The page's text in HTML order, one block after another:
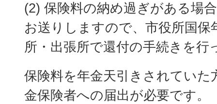
(2) 保険料の納め過ぎがある場
お送りしますので、市役所国保
所・出張所で還付の手続きを行
保険料を年金天引きされていた
金保険者への届出が必要です。